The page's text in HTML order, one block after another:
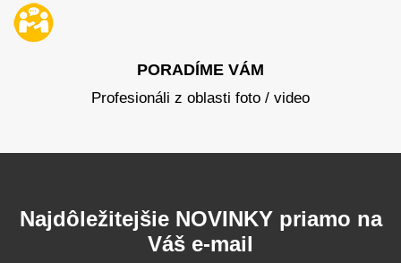
PORADÍME VÁM
Profesionáli z oblasti foto / video
Najdôležitejšie NOVINKY priamo na
Váš e-mail